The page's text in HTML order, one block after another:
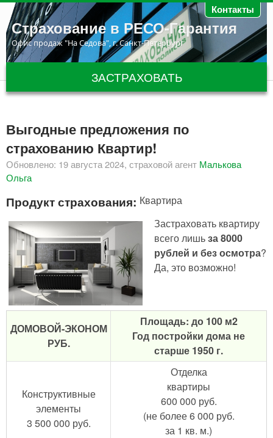
Перейти к основному содержанию Контакты
Страхование в РЕСО-Гарантия
Офис продаж "На Седова", г. Санкт-Петербург
ЗАСТРАХОВАТЬ
Выгодные предложения по
страхованию Квартир!
Обновлено: 19 августа 2024, страховой агент Малькова
Ольга
Продукт страхования: Квартира
Застраховать квартиру
всего лишьза 8000
рублей и без осмотра?
Да, это возможно!
ДОМОВОЙ-ЭКОНОМ
РУБ.
Площадь: до 100 м2
Год постройки дома не
старше 1950 г.
Конструктивные
элементы
3 500 000 руб.
Отделка
квартиры
600 000 руб.
(не более 6 000 руб.
за 1 кв. м.)